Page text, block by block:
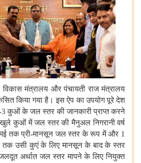
विकास मंत्रालय और पंचायती राज मंत्रालय
किया गया है। इस ऐप का उपयोग पूरे देश
3कुओं के जल स्तर की जानकारी प्राप्त करने
खुले कुओं में जल स्तर की मैनुअल निगरानी वर्ष
तक प्री-मानसून जल स्तर के रूप में और 1
तक उसी कुएं के लिए मानसून के बाद के स्तर
अर्थात जल स्तर मापने के लिए नियुक्त